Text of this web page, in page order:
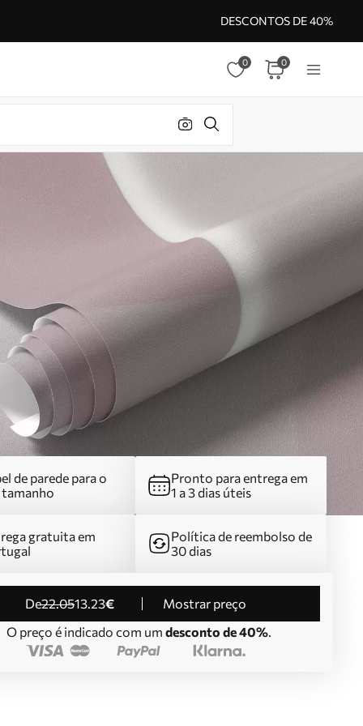
DESCONTOS DE 40%
0 0
de parede para o
tamanho
Pronto para entrega em
1 a 3 dias úteis
gratuita em
Política de reembolso de
30 dias
de22.0513.23€
Mostrar preço
O preço é indicado com um desconto de 40%.